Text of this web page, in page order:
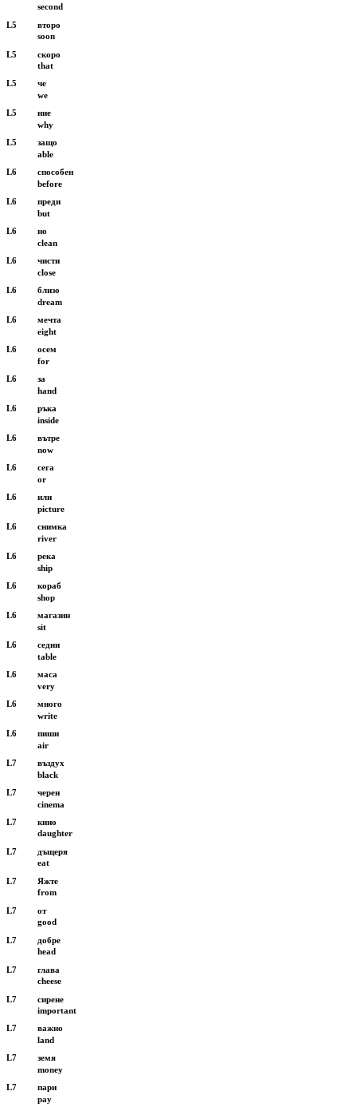
L5
L5
L5
L5
L5
L6
L6
L6
L6
L6
L6
L6
L6
L6
L6
L6
L6
L6
L6
L6
L6
L6
L6
L6
L6
L7
L7
L7
L7
L7
L7
L7
L7
L7
L7
L7
L7
second
soon
that
we
why
able
before
but
clean
close
dream
eight
for
hand
inside
now
or
picture
river
ship
shop
sit
table
very
write
air
black
cinema
daughter
eat
from
good
head
cheese
important
land
money
pay
второ
скоро
че
ние
защо
способен
преди
но
чисти
близо
мечта
осем
за
ръка
вътре
сега
или
снимка
река
кораб
магазин
седни
маса
много
пиши
въздух
черен
кино
дъщеря
Яжте
от
добре
глава
сирене
важно
земя
пари